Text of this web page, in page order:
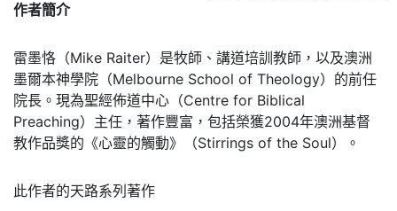
作者簡介
雷墨恪（Mike Raiter）是牧師、講道培訓教師，以及澳洲
墨爾本神學院（Melbourne School of Theology）的前任
院長。現為聖經佈道中心（Centre for Biblical
Preaching）主任，著作豐富，包括榮獲2004年澳洲基督
教作品獎的《心靈的觸動》（Stirrings of the Soul）。
此作者的天路系列著作